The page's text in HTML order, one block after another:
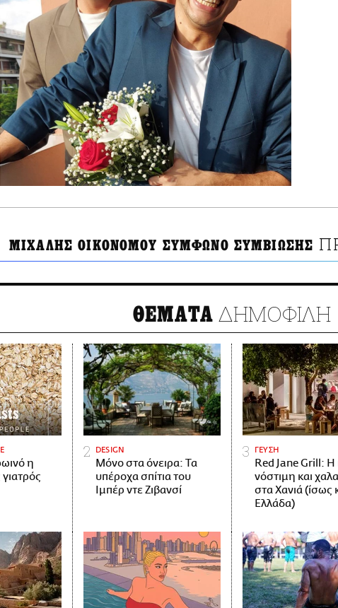
ΜΙΧΑΛΗΣ ΟΙΚΟΝΟΜΟΥ ΣΥΜΦΩΝΟ ΣΥΜΒΙΩΣΗΣ
ΘΕΜΑΤΑ ΔΗΜΟΦΙΛΗ
η
DESIGN
Μόνο στα όνειρα: Τα
υπέροχα σπίτια του
Ιμπέρ ντε Ζιβανσί
ΓΕΥΣΗ
Red Jane Grill: Η
νόστιμη και
στα Χανιά (ίσως
Ελλάδα)